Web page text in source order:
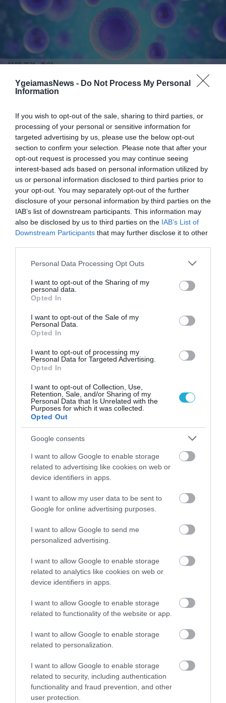
YgeiamasNews - Do Not Process My Personal
Information
If you wish to opt-out of the sale, sharing to third parties, or
processing of your personal or sensitive information for
targeted advertising by us, please use the below opt-out
section to confirm your selection. Please note that after your
opt-out request is processed you may continue seeing
interest-based ads based on personal information utilized by
us or personal information disclosed to third parties prior to
your opt-out. You may separately opt-out of the further
disclosure of your personal information by third parties on the
IAB’s list of downstream participants. This information may
also be disclosed by us to third parties on the IAB’s List of
Downstream Participants that may further disclose it to other
Please note that this website/app uses one or more Google
not limited to your visit or usage behaviour. You may click to
grant or deny consent to Google and its third-party tags to
use your data for below specified purposes in below Google
consent section.
Personal Data Processing Opt Outs
I want to opt-out of the Sharing of my
personal data.
Opted In
I want to opt-out of the Sale of my
Personal Data.
Opted In
I want to opt-out of processing my
Personal Data for Targeted Advertising.
Opted In
I want to opt-out of Collection, Use,
Retention, Sale, and/or Sharing of my
Personal Data that Is Unrelated with the
Purposes for which it was collected.
Opted Out
Google consents
I want to allow Google to enable storage
related to advertising like cookies on web or
device identifiers in apps.
I want to allow my user data to be sent to
Google for online advertising purposes.
I want to allow Google to send me
personalized advertising.
I want to allow Google to enable storage
related to analytics like cookies on web or
device identifiers in apps.
I want to allow Google to enable storage
related to functionality of the website or app.
I want to allow Google to enable storage
related to personalization.
I want to allow Google to enable storage
related to security, including authentication
functionality and fraud prevention, and other
user protection.
01.08.2026 15:06
Αυτό είναι το σύμπτωμα του καρκίνου του
δέρματος που μπορεί να εντοπιστεί στο
Ξυπνάτε και σέρνεστε από την κούραση;
31.07.2026 15:11
Το σημάδι στο πόδι που μπορεί να κρύβει
θρόμβωση
31.07.2026 15:10
Τι είναι η χολοκυστεκτομή στην οποία
υποβλήθηκε ο Μ.Χατζηγιάννης: Tα